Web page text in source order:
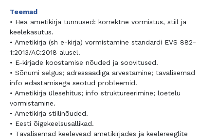
Teemad
• Hea ametikirja tunnused: korrektne vormistus, stiil ja
keelekasutus.
• Ametikirja (sh e-kirja) vormistamine standardi EVS 882-
1:2013/AC:2018 alusel.
• E-kirjade koostamise nõuded ja soovitused.
• Sõnumi selgus; adressaadiga arvestamine; tavalisemad
info edastamisega seotud probleemid.
• Ametikirja ülesehitus; info struktureerimine; loetelu
vormistamine.
• Ametikirja stiilinõuded.
• Eesti õigekeelsusallikad.
• Tavalisemad keelevead ametikirjades ja keelereeglite